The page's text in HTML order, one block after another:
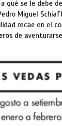
qué se le debe
Miguel
recae en el
de